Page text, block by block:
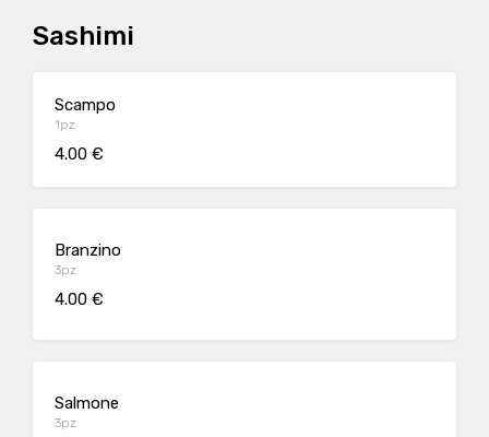
Sashimi
Scampo
1pz
4.00 €
Branzino
3pz
4.00 €
Salmone
3pz